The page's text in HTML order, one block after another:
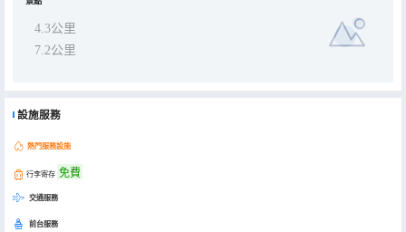
4.3公里
7.2公里
設施服務
熱門服務設施
行李寄存 免費
交通服務
前台服務